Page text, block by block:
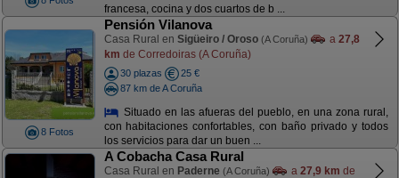
francesa, cocina y dos cuartos de b ...
8 Fotos
Pensión Vilanova
Casa Rural en Sigüeiro / Oroso (A Coruña) a 27,8
km de Corredoiras (A Coruña)
30 plazas
25 €
87 km de A Coruña
Situado en las afueras del pueblo, en una zona rural,
con habitaciones confortables, con baño privado y todos
los servicios para dar un buen ...
A Cobacha Casa Rural
Casa Rural en Paderne (A Coruña) a 27,9 km de